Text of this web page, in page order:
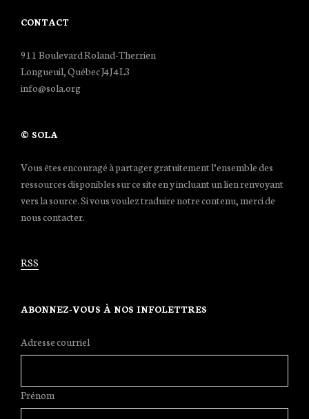
CONTACT
911 Boulevard Roland-Therrien
Longueuil, Québec J4J 4L3
info@sola.org
© SOLA
Vous êtes encouragé à partager gratuitement l’ensemble des
ressources disponibles sur ce site en y incluant un lien renvoyant
vers la source. Si vous voulez traduire notre contenu, merci de
nous contacter.
RSS
ABONNEZ-VOUS À NOS INFOLETTRES
Adresse courriel
Prénom